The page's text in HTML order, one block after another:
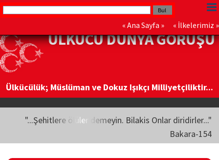
« Ana Sayfa » « İlkelerimiz »
ÜLKÜCÜ DÜNYA GÖRÜŞÜ
Ülkücülük; Müslüman ve Dokuz Işıkçı Milliyetçiliktir...
"...Şehitlere ölüler demeyin. Bilakis Onlar diridirler..."
Bakara-154